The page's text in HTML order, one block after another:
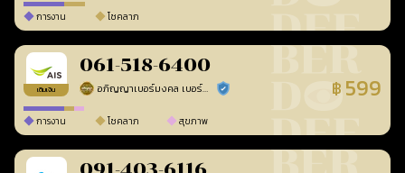
การงาน โชคลาภ
เติมเงิน
061-518-6400
อภิญญาเบอร์มงคล เบอร์สวยเลขศาสตร์ ร้านยืนยันแล้ว ฿ 599
การงาน โชคลาภ สุขภาพ